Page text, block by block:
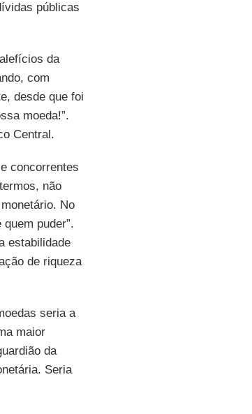
públicas
da
com
desde que foi
moeda!”.
Central.
concorrentes
não
No
puder”.
estabilidade
de riqueza
seria a
maior
da
Seria